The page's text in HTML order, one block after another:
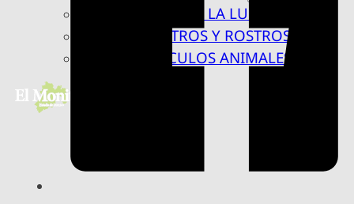
BAJO LA LUPA
RASTROS Y ROSTROS
VÍNCULOS ANIMALES